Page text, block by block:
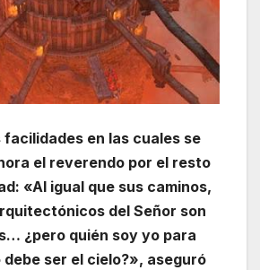
facilidades en las cuales se
el reverendo por el resto
«Al igual que sus caminos,
del Señor son
¿pero quién soy yo para
debe ser el cielo?», aseguró